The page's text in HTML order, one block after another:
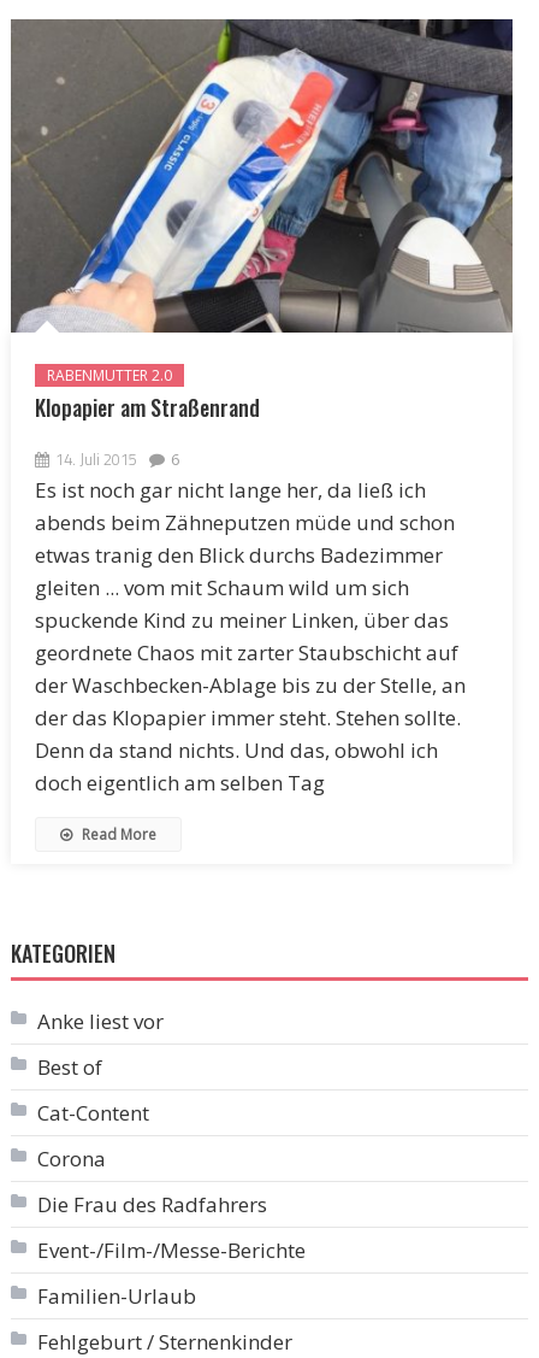
RABENMUTTER 2.0
Klopapier am Straßenrand
14. Juli 2015 6
Es ist noch gar nicht lange her, da ließ ich
abends beim Zähneputzen müde und schon
etwas tranig den Blick durchs Badezimmer
gleiten ... vom mit Schaum wild um sich
spuckende Kind zu meiner Linken, über das
geordnete Chaos mit zarter Staubschicht auf
der Waschbecken-Ablage bis zu der Stelle, an
der das Klopapier immer steht. Stehen sollte.
Denn da stand nichts. Und das, obwohl ich
doch eigentlich am selben Tag
Read More
KATEGORIEN
Anke liest vor
Best of
Cat-Content
Corona
Die Frau des Radfahrers
Event-/Film-/Messe-Berichte
Familien-Urlaub
Fehlgeburt / Sternenkinder